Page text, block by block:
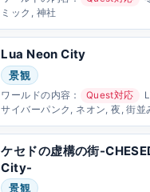
ミック, 神社
Lua Neon City
景観
ワールドの内容： Quest対応
サイバーパンク, ネオン, 夜, 街並
ケセドの虚構の街-
City-
景観